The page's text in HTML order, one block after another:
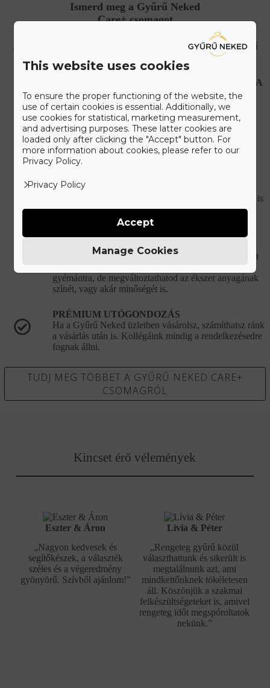
Ismerd meg a Gyűrű Neked
Care+ csomagot
A maximális kényelmet szem előtt tartva állítottuk össze a Gyűrű
Neked Care+ csomagot, melyet alább olvashat.
HIBÁS, VAGY SÉRÜLT ÉKSZEREK JAVÍTÁSA
Újonnan vásárolt hibás ékszer esetén teljes mértékben
mi álljuk a javítási és szállítási költségeket.
KORLÁTLAN ÉKSZERTISZTÍTÁSI
LEHETŐSÉG
Ékszered eredeti csillogását bármikor ingyenesen
visszaállítjuk a vásárlást követően.
DÍJMENTES GYŰRŰMÉRETEZÉS
Ha nem találtad el az eljegyzési gyűrű méretét, utólag is
ingyenesen átméretezzük.
LEHETŐSÉG
Kívánságod szerint módosítjuk ékszered. A gyémántot
vagy drágakövet kicseréljük egy másik vagy nagyobb
gyémántra, de megváltoztathatod az ékszer anyagának
színét, vagy akár minőségét is.
PRÉMIUM UTÓGONDOZÁS
Ha a Gyűrű Neked üzletben vásárolsz, számíthatsz ránk
a vásárlás után is. Kollégáink mindig a rendelkezésedre
fognak állni.
TUDJ MEG TÖBBET A GYŰRŰ NEKED CARE+
CSOMAGRÓL
Kincset érő vélemények
Eszter & Áron
„Nagyon kedvesek és
segítőkészek, a választék
széles és a végeredmény
gyönyörű. Szívből ajánlom!”
Lívia & Péter
„Rengeteg gyűrű közül
választhattunk és sikerült is
megtalálnunk azt, ami
mindkettőnknek tökéletesen
áll. Köszönjük a szakmai
felkészültségeteket is, amivel
rengeteg időt megspóroltatok
nekünk.”
This website uses cookies
To ensure the proper functioning of the website, the
use of certain cookies is essential. Additionally, we
use cookies for statistical, marketing measurement,
and advertising purposes. These latter cookies are
loaded only after clicking the "Accept" button. For
more information about cookies, please refer to our
Privacy Policy.
Privacy Policy
Manage Cookies
Accept